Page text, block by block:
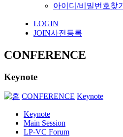
아이디/비밀번호찾기
LOGIN
JOIN사전등록
CONFERENCE
Keynote
CONFERENCE Keynote
Keynote
Main Session
LP-VC Forum